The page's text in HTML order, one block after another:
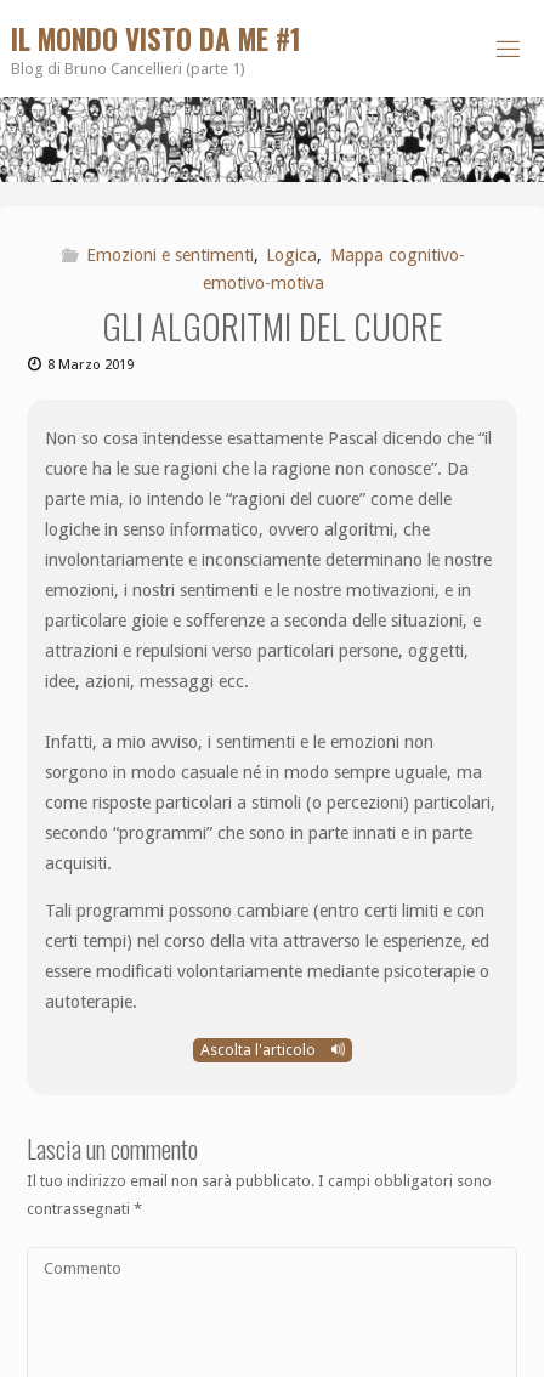
IL MONDO VISTO DA ME #1
Blog di Bruno Cancellieri (parte 1)
Emozioni e sentimenti, Logica, Mappa cognitivo-
emotivo-motiva
GLI ALGORITMI DEL CUORE
8 Marzo 2019
Non so cosa intendesse esattamente Pascal dicendo che “il
cuore ha le sue ragioni che la ragione non conosce”. Da
parte mia, io intendo le “ragioni del cuore” come delle
logiche in senso informatico, ovvero algoritmi, che
involontariamente e inconsciamente determinano le nostre
emozioni, i nostri sentimenti e le nostre motivazioni, e in
particolare gioie e sofferenze a seconda delle situazioni, e
attrazioni e repulsioni verso particolari persone, oggetti,
idee, azioni, messaggi ecc.
Infatti, a mio avviso, i sentimenti e le emozioni non
sorgono in modo casuale né in modo sempre uguale, ma
come risposte particolari a stimoli (o percezioni) particolari,
secondo “programmi” che sono in parte innati e in parte
acquisiti.
Tali programmi possono cambiare (entro certi limiti e con
certi tempi) nel corso della vita attraverso le esperienze, ed
essere modificati volontariamente mediante psicoterapie o
autoterapie.
Ascolta l'articolo
Lascia un commento
Il tuo indirizzo email non sarà pubblicato. I campi obbligatori sono
contrassegnati*